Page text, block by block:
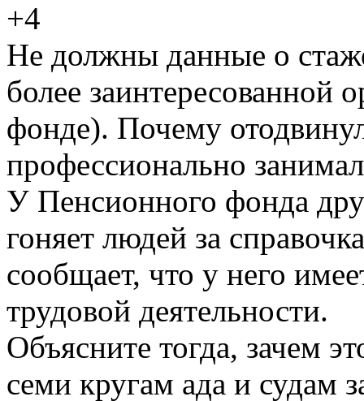
+4
Не должны данные о
более заинтересованной
фонде). Почему
профессионально
У Пенсионного фонда
гоняет людей за
сообщает, что у него
трудовой деятельности.
Объясните тогда, зачем
семи кругам ада и судам